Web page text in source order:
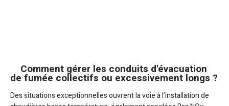
Comment gérer les conduits d'évacuation
de fumée collectifs ou excessivement longs ?
Des situations exceptionnelles ouvrent la voie à l’installation de